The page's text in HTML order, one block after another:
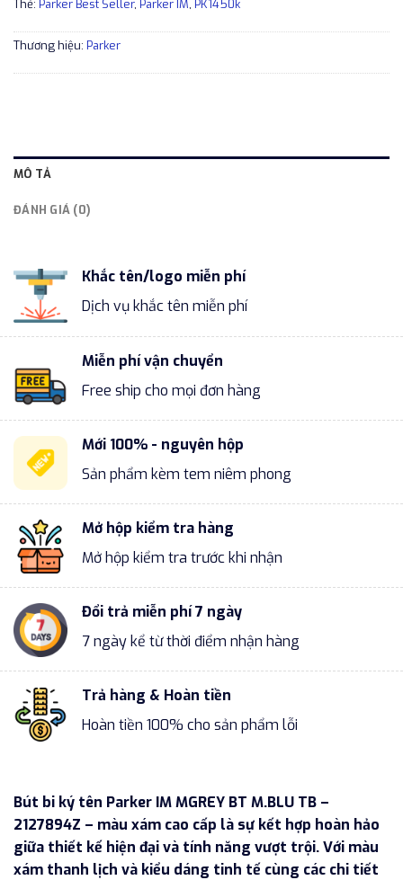
Thẻ: Parker Best Seller, Parker IM, PK1450k
Thương hiệu: Parker
MÔ TẢ
ĐÁNH GIÁ (0)
Khắc tên/logo miễn phí
Dịch vụ khắc tên miễn phí
Miễn phí vận chuyển
Free ship cho mọi đơn hàng
Mới 100% - nguyên hộp
Sản phẩm kèm tem niêm phong
Mở hộp kiểm tra hàng
Mở hộp kiểm tra trước khi nhận
Đổi trả miễn phí 7 ngày
7 ngày kể từ thời điểm nhận hàng
Trả hàng & Hoàn tiền
Hoàn tiền 100% cho sản phẩm lỗi
Bút bi ký tên Parker IM MGREY BT M.BLU TB –
2127894Z – màu xám cao cấp là sự kết hợp hoàn hảo
giữa thiết kế hiện đại và tính năng vượt trội. Với màu
xám thanh lịch và kiểu dáng tinh tế cùng các chi tiết